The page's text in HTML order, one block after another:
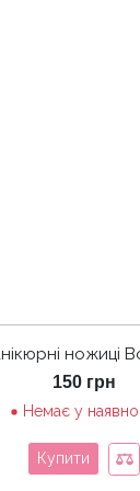
ножиці
150 грн
Немає у
Купити